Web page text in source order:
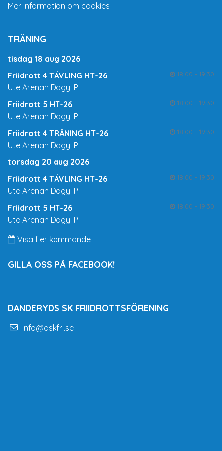
Mer information om cookies
TRÄNING
tisdag 18 aug 2026
Friidrott 4 TÄVLING HT-26
18:00 - 19:30
Ute Arenan Dagy IP
Friidrott 5 HT-26
18:00 - 19:30
Ute Arenan Dagy IP
Friidrott 4 TRÄNING HT-26
18:00 - 19:30
Ute Arenan Dagy IP
torsdag 20 aug 2026
Friidrott 4 TÄVLING HT-26
18:00 - 19:30
Ute Arenan Dagy IP
Friidrott 5 HT-26
18:00 - 19:30
Ute Arenan Dagy IP
Visa fler kommande
GILLA OSS PÅ FACEBOOK!
DANDERYDS SK FRIIDROTTSFÖRENING
info@dskfri.se